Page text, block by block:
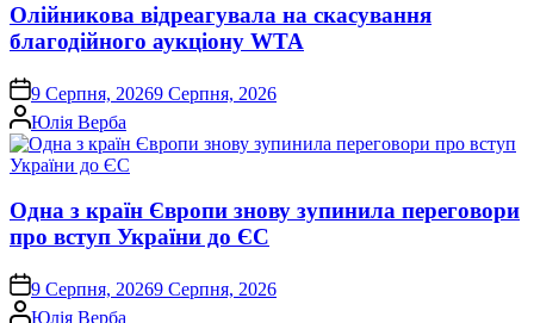
Олійникова відреагувала на скасування
благодійного аукціону WTA
on9 Серпня, 20269 Серпня, 2026
Опубліковано
Юлія Верба
Одна з країн Європи знову зупинила переговори
про вступ України до ЄС
on9 Серпня, 20269 Серпня, 2026
Опубліковано
Юлія Верба